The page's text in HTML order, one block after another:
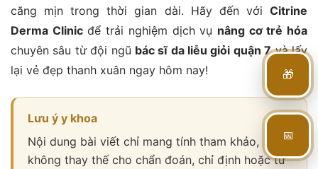
căng mịn trong thời gian dài. Hãy đến với Citrine
Derma Clinicđể trải nghiệm dịch vụ nâng cơ trẻ hóa
chuyên sâu từ đội ngũ bác sĩ da liễu giỏi quận 7và lấy
lại vẻ đẹp thanh xuân ngay hôm nay!
Lưu ý y khoa
Nội dung bài viết chỉ mang tính tham khảo,
không thay thế cho chẩn đoán, chỉ định hoặc tư
🎁
📅